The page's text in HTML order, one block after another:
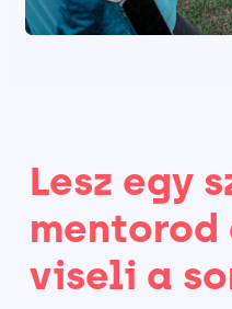
Lesz egy
mentorod
viseli a